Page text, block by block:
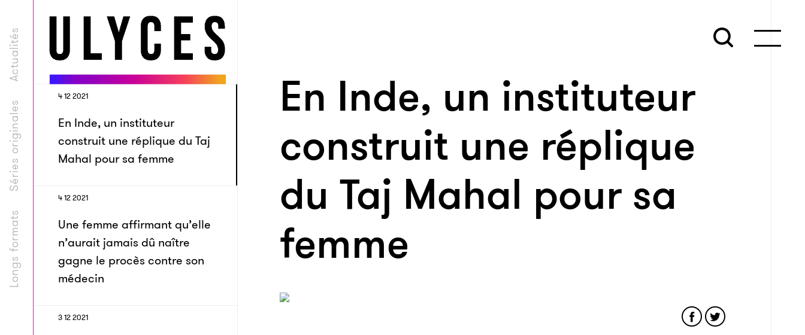
Longs formats
Séries originales
Actualités
4 12 2021
En Inde, un instituteur
construit une réplique du Taj
Mahal pour sa femme
4 12 2021
Une femme affirmant qu’elle
n’aurait jamais dû naître
gagne le procès contre son
médecin
3 12 2021
En Inde, un instituteur
construit une réplique
du Taj Mahal pour sa
femme